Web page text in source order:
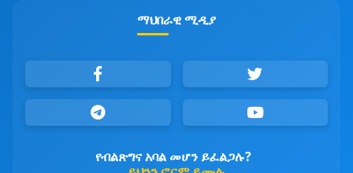
ማህበራዊ ሚዲያ
የብልጽግና አባል መሆን ይፈልጋሉ?